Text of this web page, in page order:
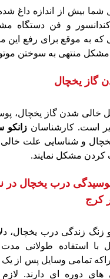
شما بیش از اندازه داغ
و فن دستگاه
به موقع برای رفع این
منتهی به سوختن
گاز یخچال
خالی شدن گاز یخچال،
است. کارشناسان
و شناسایی علت
کردن مشکل نمایند.
درب یخچال در
کرج
زنگ زندگی درب یخچال،
با استفاده طولانی
تمامی وسایل پس از یک
های دوره ای دارند.